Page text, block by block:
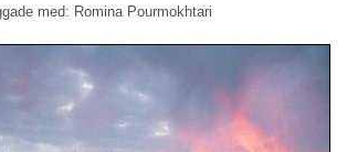
med: Romina Pourmokhtari